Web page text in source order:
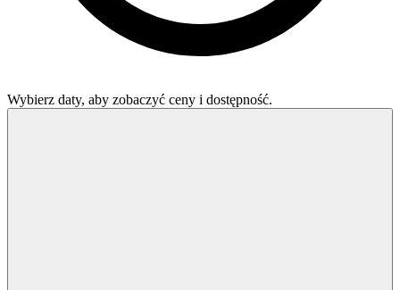
Wybierz daty, aby zobaczyć ceny i dostępność.